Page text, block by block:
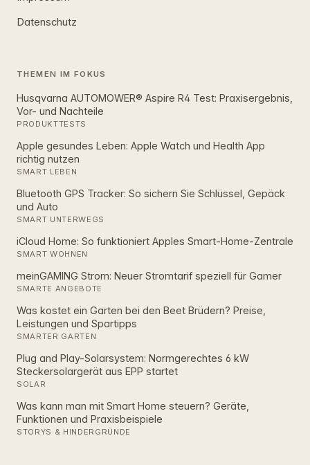
Datenschutz
THEMEN IM FOKUS
Husqvarna AUTOMOWER® Aspire R4 Test: Praxisergebnis,
Vor- und Nachteile
PRODUKTTESTS
Apple gesundes Leben: Apple Watch und Health App
richtig nutzen
SMART LEBEN
Bluetooth GPS Tracker: So sichern Sie Schlüssel, Gepäck
und Auto
SMART UNTERWEGS
iCloud Home: So funktioniert Apples Smart‑Home‑Zentrale
SMART WOHNEN
meinGAMING Strom: Neuer Stromtarif speziell für Gamer
SMARTE ANGEBOTE
Was kostet ein Garten bei den Beet Brüdern? Preise,
Leistungen und Spartipps
SMARTER GARTEN
Plug and Play-Solarsystem: Normgerechtes 6 kW
Steckersolargerät aus EPP startet
SOLAR
Was kann man mit Smart Home steuern? Geräte,
Funktionen und Praxisbeispiele
STORYS & HINDERGRÜNDE